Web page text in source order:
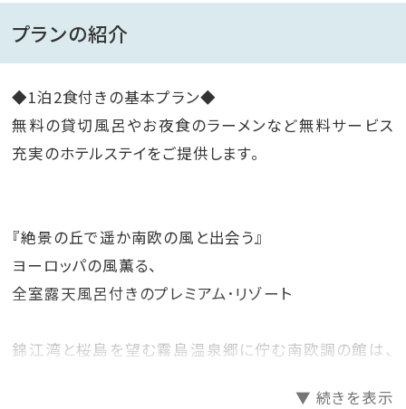
プランの紹介
◆1泊2食付きの基本プラン◆
無料の貸切風呂やお夜食のラーメンなど無料サービス
充実のホテルステイをご提供します。
『絶景の丘で遥か南欧の風と出会う』
ヨーロッパの風薫る、
全室露天風呂付きのプレミアム･リゾート
錦江湾と桜島を望む霧島温泉郷に佇む南欧調の館は、
▼ 続きを表示